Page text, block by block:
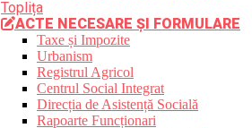
Toplița
ACTE NECESARE ȘI FORMULARE
Taxe și Impozite
Urbanism
Registrul Agricol
Centrul Social Integrat
Direcția de Asistență Socială
Rapoarte Funcționari